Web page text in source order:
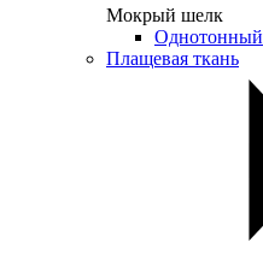
Мокрый шелк
Однотонный
Плащевая ткань